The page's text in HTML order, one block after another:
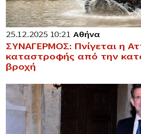
25.12.2025 10:21 Αθήνα
ΣΥΝΑΓΕΡΜΟΣ: Πνίγεται η
καταστροφής από την
βροχή